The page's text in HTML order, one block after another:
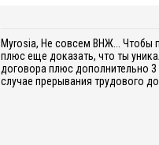
Myrosia, Не совсем ВНЖ... Чтобы
плюс еще доказать, что ты
договора плюс дополнительно
случае прерывания трудового